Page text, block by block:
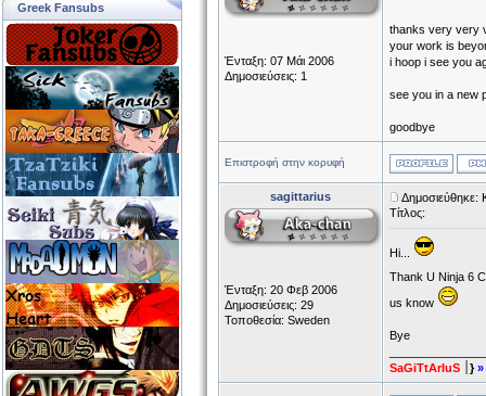
Greek Fansubs
Ένταξη: 07 Μάι 2006
Δημοσιεύσεις: 1
thanks very very
your work is
i hoop i see you
see you in a new
goodbye
Επιστροφή στην κορυφή
sagittarius
Ένταξη: 20 Φεβ 2006
Δημοσιεύσεις: 29
Τοποθεσία: Sweden
Δημοσιεύθηκε:
Τίτλος:
Hi...
Thank U Ninja 6
us know
Bye
SaGiTtArIuS
׀}»